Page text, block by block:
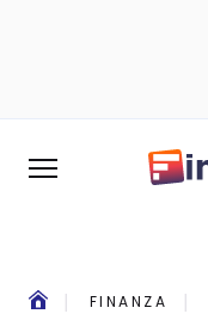
FINANZA